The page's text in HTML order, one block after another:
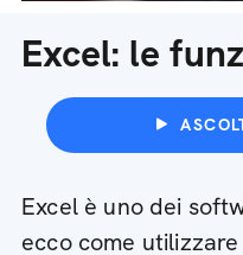
Excel: le
Excel è uno dei
ecco come